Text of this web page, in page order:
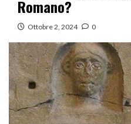
Romano?
Ottobre 2, 2024 0